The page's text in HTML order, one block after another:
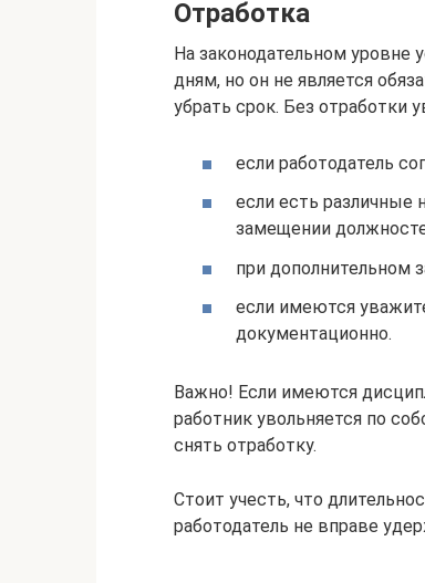
Отработка
На законодательном уровне
дням, но он не является
убрать срок. Без отработки
если работодатель
если есть
замещении
при дополнительном
если имеются
документационно.
Важно! Если имеются
работник увольняется по
снять отработку.
Стоит учесть, что
работодатель не вправе